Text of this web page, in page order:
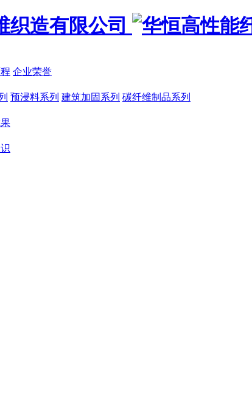
企业荣誉
预浸料系列 建筑加固系列 碳纤维制品系列